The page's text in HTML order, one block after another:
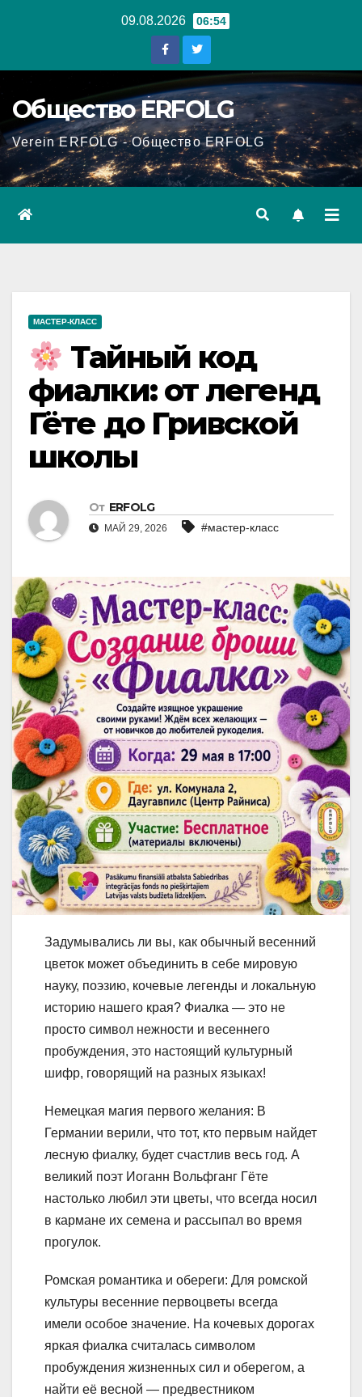
09.08.2026 06:54
Общество ERFOLG
Verein ERFOLG - Общество ERFOLG
МАСТЕР-КЛАСС
Тайный код
фиалки: от легенд
Гёте до Гривской
школы
От ERFOLG
МАЙ 29, 2026 #мастер-класс
Задумывались ли вы, как обычный весенний
цветок может объединить в себе мировую
науку, поэзию, кочевые легенды и локальную
историю нашего края? Фиалка — это не
просто символ нежности и весеннего
пробуждения, это настоящий культурный
шифр, говорящий на разных языках!
Немецкая магия первого желания: В
Германии верили, что тот, кто первым найдет
лесную фиалку, будет счастлив весь год. А
великий поэт Иоганн Вольфганг Гёте
настолько любил эти цветы, что всегда носил
в кармане их семена и рассыпал во время
прогулок.
Ромская романтика и обереги: Для ромской
культуры весенние первоцветы всегда
имели особое значение. На кочевых дорогах
яркая фиалка считалась символом
пробуждения жизненных сил и оберегом, а
найти её весной — предвестником